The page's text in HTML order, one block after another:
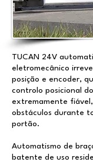
TUCAN 24V
eletromecânico
posição e encoder,
controlo posicional
extremamente
obstáculos durante
portão.
Automatismo de
batente de uso